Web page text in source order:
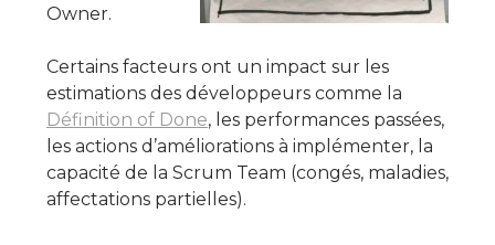
Owner.
Certains facteurs ont un impact sur les
estimations des développeurs comme la
Définition of Done, les performances passées,
les actions d’améliorations à implémenter, la
capacité de la Scrum Team (congés, maladies,
affectations partielles).